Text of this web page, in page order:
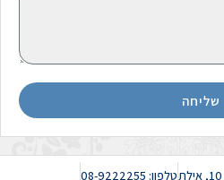
שליחה
טלפון: 08-9222255